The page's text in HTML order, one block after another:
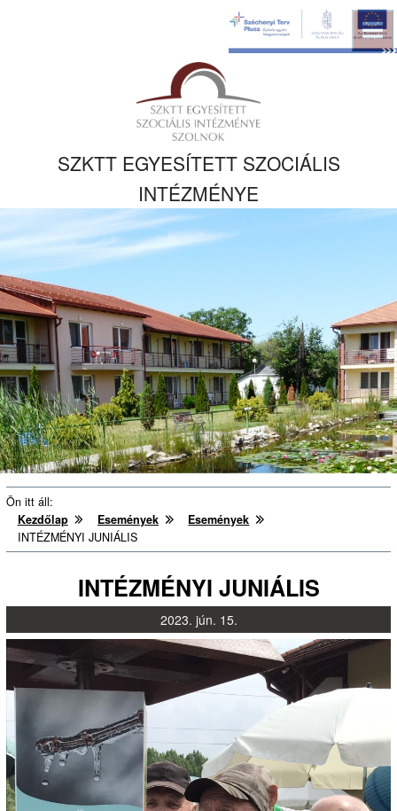
Kezdőlapra
ugrás
SZKTT EGYESÍTETT SZOCIÁLIS
INTÉZMÉNYE
Ön itt áll:
Kezdőlap
Események
Események
INTÉZMÉNYI JUNIÁLIS
INTÉZMÉNYI JUNIÁLIS
2023. jún. 15.